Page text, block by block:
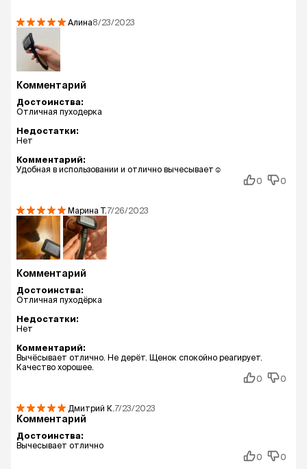
Алина8/23/2023
Комментарий
Достоинства:
Отличная пуходерка
Недостатки:
Нет
Комментарий:
Удобная в использовании и отлично вычесывает☺️
0
0
Марина Т. 7/26/2023
Комментарий
Достоинства:
Отличная пуходёрка
Недостатки:
Нет
Комментарий:
Вычёсывает отлично. Не дерёт. Щенок спокойно реагирует.
Качество хорошее.
0
0
Дмитрий К. 7/23/2023
Комментарий
Достоинства:
Вычесывает отлично
0
0